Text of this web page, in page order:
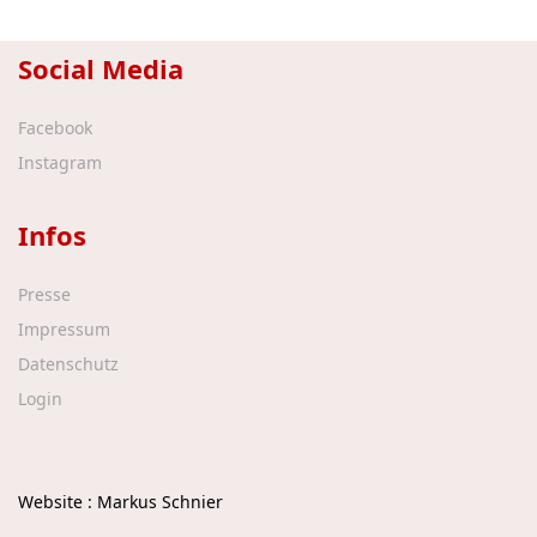
Social Media
Facebook
Instagram
Infos
Presse
Impressum
Datenschutz
Login
Website : Markus Schnier